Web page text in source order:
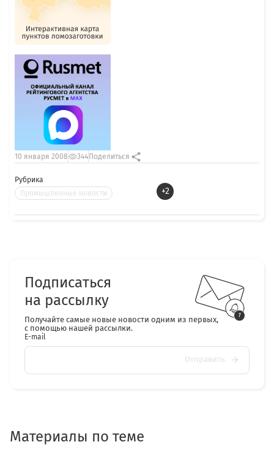
Рубрика
Промышленные новости
+2
10 января 2008 344 Поделиться
Подписаться
на рассылку
Получайте самые новые новости одним из первых,
с помощью нашей рассылки.
E-mail
Отправить
Материалы по теме